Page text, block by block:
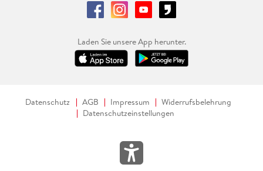
Laden Sie unsere App herunter.
Datenschutz AGB Impressum
Widerrufsbelehrung
Datenschutzeinstellungen